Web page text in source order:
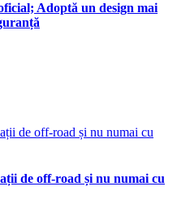
Adoptă un design mai
de off-road și nu numai cu